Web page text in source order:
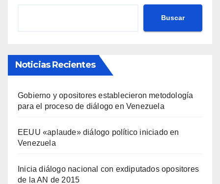
Buscar
Noticias Recientes
Gobierno y opositores establecieron metodología
para el proceso de diálogo en Venezuela
EEUU «aplaude» diálogo político iniciado en
Venezuela
Inicia diálogo nacional con exdiputados opositores
de la AN de 2015